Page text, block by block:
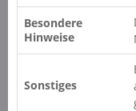
Besondere
Hinweise
Sonstiges